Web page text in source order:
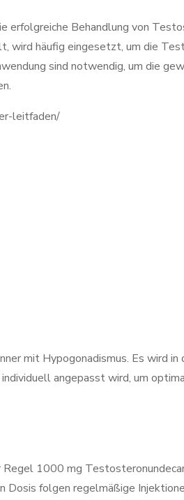
erfolgreiche Behandlung von
wird häufig eingesetzt, um die
sind notwendig, um die
leitfaden/
mit Hypogonadismus. Es wird
angepasst wird, um
1000 mg
Dosis folgen regelmäßige